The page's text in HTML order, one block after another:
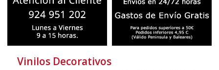
Vinilos Decorativos